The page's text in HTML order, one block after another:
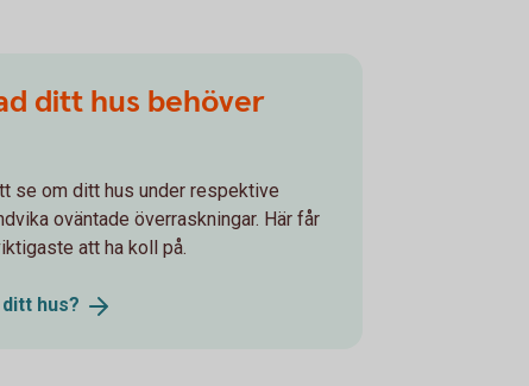
ditt hus behöver
se om ditt hus under respektive
oväntade överraskningar. Här får
att ha koll på.
ditt hus?